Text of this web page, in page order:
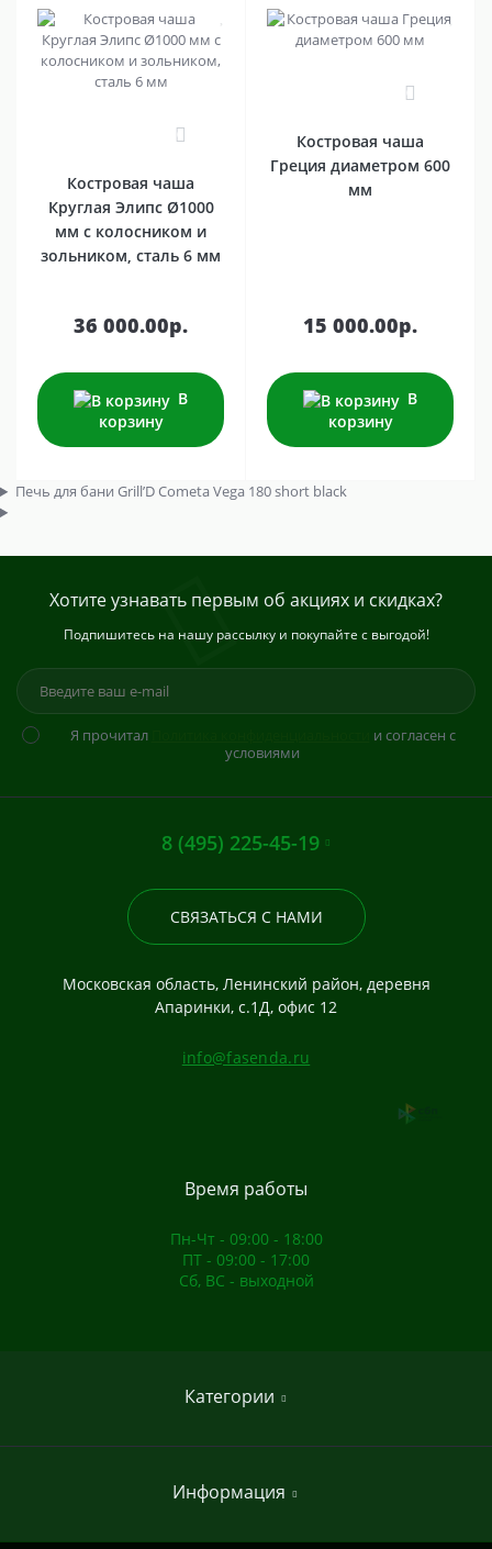
Костровая чаша
Круглая Элипс Ø1000
мм с колосником и
зольником, сталь 6 мм
36 000.00р.
В
корзину
Костровая чаша
Греция диаметром 600
мм
15 000.00р.
В
корзину
Печь для бани Grill’D Cometa Vega 180 short black
Хотите узнавать первым об акциях и скидках?
Подпишитесь на нашу рассылку и покупайте с выгодой!
Я прочитал
и согласен с
условиями
8 (495) 225-45-19
СВЯЗАТЬСЯ С НАМИ
Московская область, Ленинский район, деревня
Апаринки, с.1Д, офис 12
info@fasenda.ru
Категории
Домашние спортивные комплексы
Информация
Время работы
Пн-Чт - 09:00 - 18:00
ПТ - 09:00 - 17:00
Сб, ВС - выходной